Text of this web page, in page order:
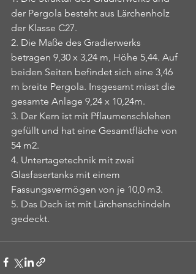
der Pergola besteht aus Lärchenholz
der Klasse C27.
2. Die Maße des Gradierwerks
betragen 9,30 x 3,24 m, Höhe 5,44. Auf
beiden Seiten befindet sich eine 3,46
m breite Pergola. Insgesamt misst die
gesamte Anlage 9,24 x 10,24m.
3. Der Kern ist mit Pflaumenschlehen
gefüllt und hat eine Gesamtfläche von
54 m2.
4. Untertagetechnik mit zwei
Glasfasertanks mit einem
Fassungsvermögen von je 10,0 m3.
5. Das Dach ist mit Lärchenschindeln
gedeckt.